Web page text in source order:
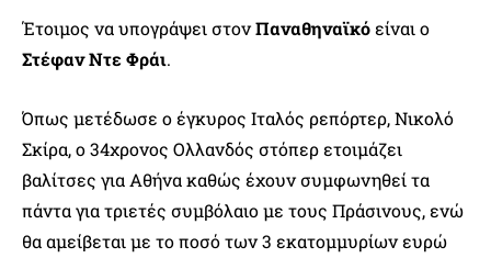
Έτοιμος να υπογράψει στονΠαναθηναϊκόείναι ο
Στέφαν Ντε Φράι.
Όπως μετέδωσε ο έγκυρος Ιταλός ρεπόρτερ, Νικολό
Σκίρα, ο 34χρονος Ολλανδός στόπερ ετοιμάζει
βαλίτσες για Αθήνα καθώς έχουν συμφωνηθεί τα
πάντα για τριετές συμβόλαιο με τους Πράσινους, ενώ
θα αμείβεται με το ποσό των 3 εκατομμυρίων ευρώ